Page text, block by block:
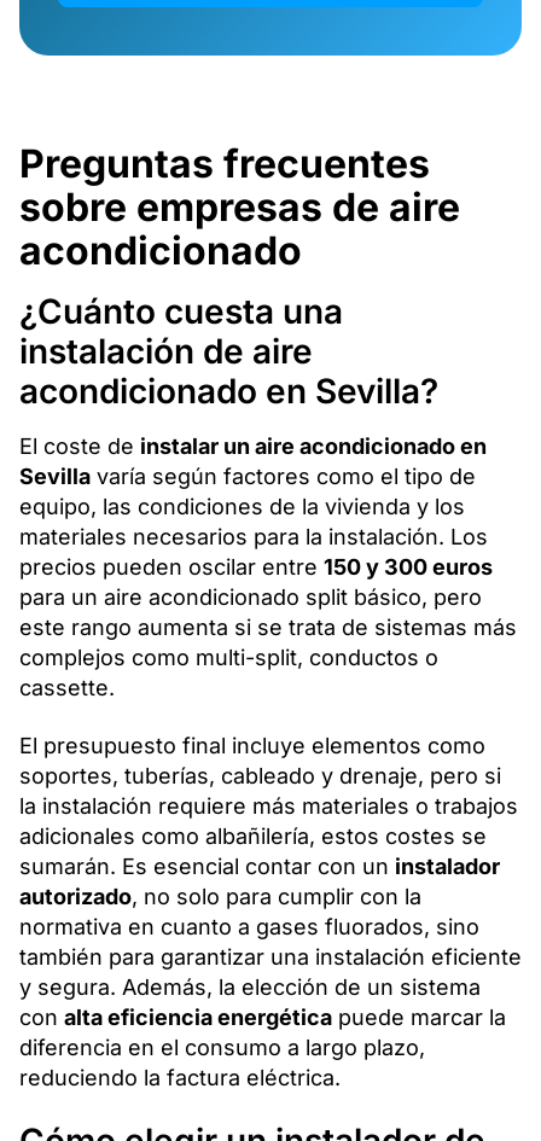
Preguntas frecuentes
sobre empresas de aire
acondicionado
¿Cuánto cuesta una
instalación de aire
acondicionado en Sevilla?
El coste de instalar un aire acondicionado en
Sevilla varía según factores como el tipo de
equipo, las condiciones de la vivienda y los
materiales necesarios para la instalación. Los
precios pueden oscilar entre 150 y 300 euros
para un aire acondicionado split básico, pero
este rango aumenta si se trata de sistemas más
complejos como multi-split, conductos o
cassette.
El presupuesto final incluye elementos como
soportes, tuberías, cableado y drenaje, pero si
la instalación requiere más materiales o trabajos
adicionales como albañilería, estos costes se
sumarán. Es esencial contar con un instalador
autorizado, no solo para cumplir con la
normativa en cuanto a gases fluorados, sino
también para garantizar una instalación eficiente
y segura. Además, la elección de un sistema
con alta eficiencia energética puede marcar la
diferencia en el consumo a largo plazo,
reduciendo la factura eléctrica.